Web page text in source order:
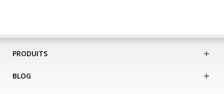
PRODUITS
BLOG